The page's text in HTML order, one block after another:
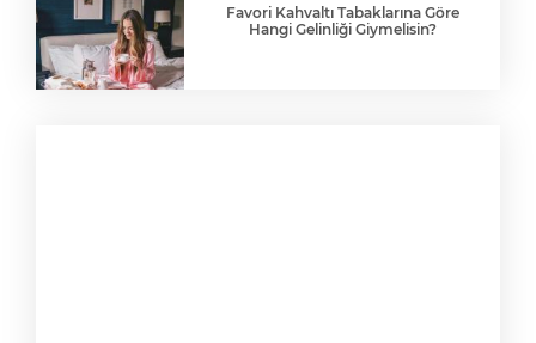
Favori Kahvaltı Tabaklarına Göre
Hangi Gelinliği Giymelisin?